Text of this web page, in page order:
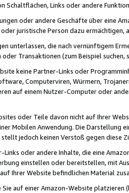
Schaltflächen, Links oder andere
oder andere Geschäfte über eine
juristische Person dazu
unterlassen, die nach vernünftigem
Transaktionen (zum Beispiel
keine Partner-Links oder
Computerviren, Würmern,
auf einem Nutzer-Computer oder
oder Teile davon nicht auf Ihrer
Mobilen Anwendung. Die Darstellung
jedoch keinen Verstoß gegen diese
Links oder andere Inhalte, die eine
einstellen oder bereitstellen, mit
Ihrer Website befindlichen Material
Sie auf einer Amazon-Website